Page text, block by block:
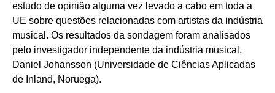
estudo de opinião alguma vez levado a cabo em toda a
UE sobre questões relacionadas com artistas da indústria
musical. Os resultados da sondagem foram analisados
pelo investigador independente da indústria musical,
Daniel Johansson (Universidade de Ciências Aplicadas
de Inland, Noruega).